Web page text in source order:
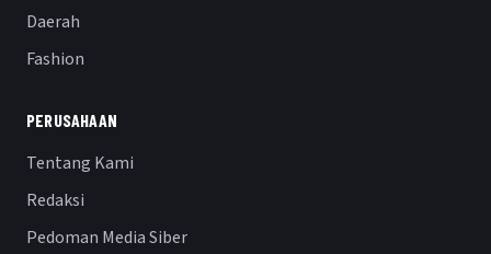
Daerah
Fashion
PERUSAHAAN
Tentang Kami
Redaksi
Pedoman Media Siber